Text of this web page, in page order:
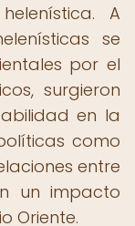
A
se
por el
surgieron
en la
como
entre
un impacto
Oriente.